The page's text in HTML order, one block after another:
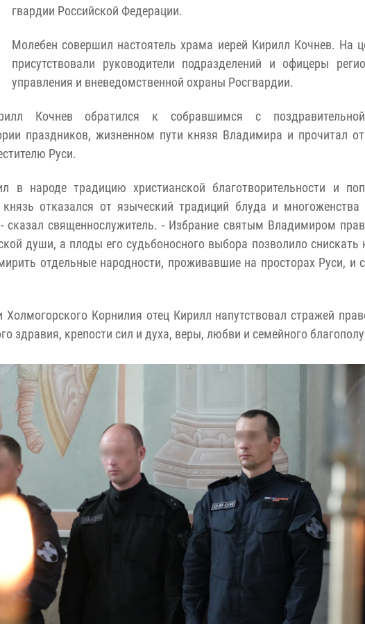
гвардии Российской Федерации.
Молебен совершил настоятель храма иерей Кирилл Кочнев. На
присутствовали руководители подразделений и офицеры
управления и вневедомственной охраны Росгвардии.
Кочнев обратился к собравшимся с
праздников, жизненном пути князя Владимира и прочитал
Руси.
в народе традицию христианской благотворительности и
отказался от языческий традиций блуда и многоженства
священнослужитель. - Избрание святым Владимиром
души, а плоды его судьбоносного выбора позволило снискать
отдельные народности, проживавшие на просторах Руси, и
Корнилия отец Кирилл напутствовал стражей
здравия, крепости сил и духа, веры, любви и семейного